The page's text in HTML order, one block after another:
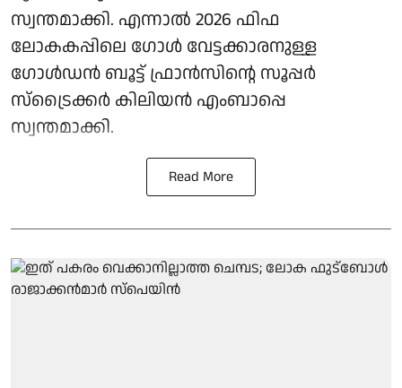
സ്വന്തമാക്കി. എന്നാല്‍ 2026 ഫിഫ
ലോകകപ്പിലെ ഗോള്‍ വേട്ടക്കാരനുള്ള
ഗോള്‍ഡന്‍ ബൂട്ട് ഫ്രാന്‍സിന്റെ സൂപ്പര്‍
സ്‌ട്രൈക്കര്‍ കിലിയന്‍ എംബാപ്പെ
സ്വന്തമാക്കി.
Read More